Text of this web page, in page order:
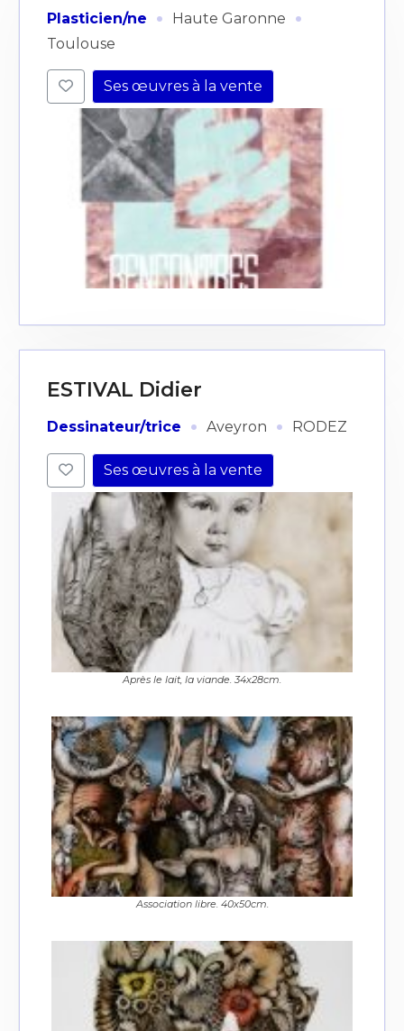
Plasticien/ne · Haute Garonne ·
Toulouse
Ses œuvres à la vente
ESTIVAL Didier
Dessinateur/trice · Aveyron · RODEZ
Ses œuvres à la vente
Après le lait, la viande. 34x28cm.
Association libre. 40x50cm.